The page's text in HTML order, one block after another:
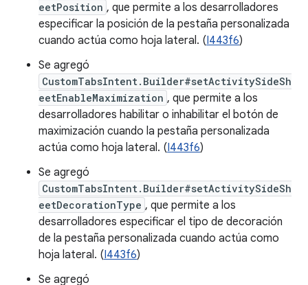
eetPosition , que permite a los desarrolladores
especificar la posición de la pestaña personalizada
cuando actúa como hoja lateral. (I443f6)
Se agregó
CustomTabsIntent.Builder#setActivitySideSh
eetEnableMaximization , que permite a los
desarrolladores habilitar o inhabilitar el botón de
maximización cuando la pestaña personalizada
actúa como hoja lateral. (I443f6)
Se agregó
CustomTabsIntent.Builder#setActivitySideSh
eetDecorationType , que permite a los
desarrolladores especificar el tipo de decoración
de la pestaña personalizada cuando actúa como
hoja lateral. (I443f6)
Se agregó